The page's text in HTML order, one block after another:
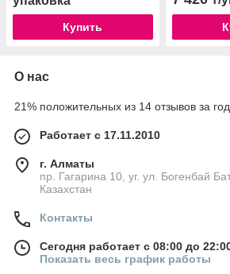
Купить
О нас
21% положительных из 14 отзывов за год
Работает с 17.11.2010
г. Алматы
пр. Гагарина 10, уг. ул. Богенбай
Казахстан
Контакты
Сегодня работает с 08:00 до
Показать весь график работы